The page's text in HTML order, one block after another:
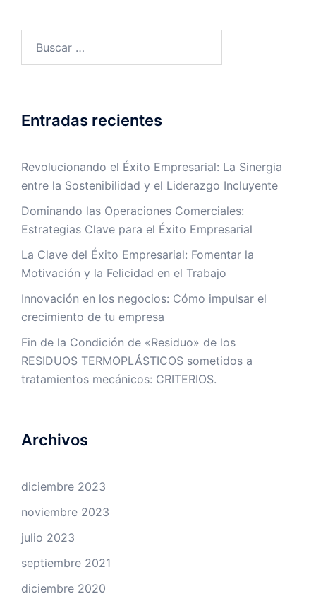
Entradas recientes
Revolucionando el Éxito Empresarial: La Sinergia
entre la Sostenibilidad y el Liderazgo Incluyente
Dominando las Operaciones Comerciales:
Estrategias Clave para el Éxito Empresarial
La Clave del Éxito Empresarial: Fomentar la
Motivación y la Felicidad en el Trabajo
Innovación en los negocios: Cómo impulsar el
crecimiento de tu empresa
Fin de la Condición de «Residuo» de los
RESIDUOS TERMOPLÁSTICOS sometidos a
tratamientos mecánicos: CRITERIOS.
Archivos
diciembre 2023
noviembre 2023
julio 2023
septiembre 2021
diciembre 2020